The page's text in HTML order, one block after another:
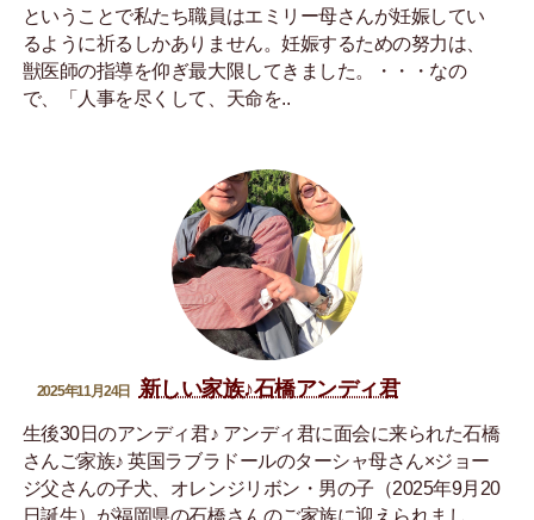
ということで私たち職員はエミリー母さんが妊娠してい
るように祈るしかありません。妊娠するための努力は、
獣医師の指導を仰ぎ最大限してきました。・・・なの
で、「人事を尽くして、天命を..
2025年11月24日 新しい家族♪石橋アンディ君
生後30日のアンディ君♪ アンディ君に面会に来られた石橋
さんご家族♪ 英国ラブラドールのターシャ母さん×ジョー
ジ父さんの子犬、オレンジリボン・男の子（2025年9月20